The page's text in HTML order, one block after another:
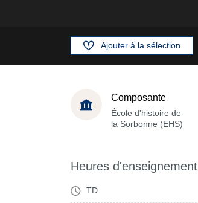
Ajouter à la sélection
Composante
École d'histoire de
la Sorbonne (EHS)
Heures d'enseignement
TD